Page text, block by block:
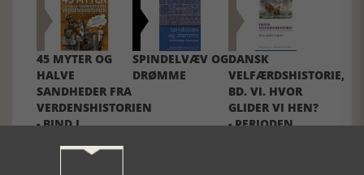
45 MYTER OG
HALVE
SANDHEDER FRA
VERDENSHISTORIEN
- BIND I
SPINDELVÆV OG
DRØMME
DANSK
VELFÆRDSHISTORIE,
BD. VI. HVOR
GLIDER VI HEN?
- PERIODEN